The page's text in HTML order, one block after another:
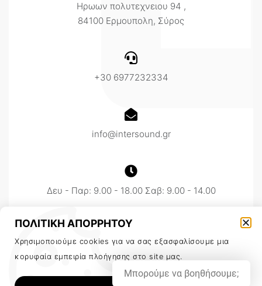
Ηρωων πολυτεχνειου 94 ,
84100 Ερμουπολη, Σύρος
+30 6977232334
info@intersound.gr
Δευ - Παρ: 9.00 - 18.00 Σαβ: 9.00 - 14.00
ΠΟΛΙΤΙΚΗ ΑΠΟΡΡΗΤΟΥ
Χρησιμοποιούμε cookies για να σας εξασφαλίσουμε μια
κορυφαία εμπειρία πλοήγησης στο site μας.
Μπορούμε να βοηθήσουμε;